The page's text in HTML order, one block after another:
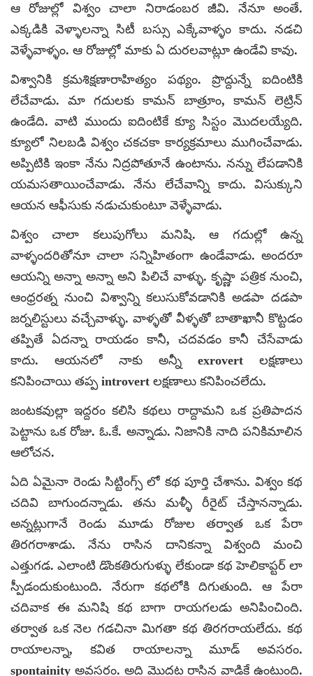
ఆ రోజుల్లో విశ్వం చాలా నిరాడంబర జీవి. నేనూ అంతే.
ఎక్కడికి వెళ్ళాలన్నా సిటీ బస్సు ఎక్కేవాళ్ళం కాదు. నడచి
వెళ్ళేవాళ్ళం. ఆ రోజుల్లో మాకు ఏ దురలవాట్లూ ఉండేవి కావు.
విశ్వానికి క్రమశిక్షణారాహిత్యం పథ్యం. ప్రొద్దున్నే ఐదింటికి
లేచేవాడు. మా గదులకు కామన్ బాత్రూం, కామన్ లెట్రిన్
ఉండేది. వాటి ముందు ఐదింటికే క్యూ సిస్టం మొదలయ్యేది.
క్యూలో నిలబడి విశ్వం చకచకా కార్యక్రమాలు ముగించేవాడు.
అప్పిటికి ఇంకా నేను నిద్రపోతూనే ఉంటాను. నన్ను లేపడానికి
యమసతాయించేవాడు. నేను లేచేవాన్ని కాదు. విసుక్కుని
ఆయన ఆఫీసుకు నడుచుకుంటూ వెళ్ళేవాడు.
విశ్వం చాలా కలుపుగోలు మనిషి. ఆ గదుల్లో ఉన్న
వాళ్ళందరితోనూ చాలా సన్నిహితంగా ఉండేవాడు. అందరూ
ఆయన్ని అన్నా అన్నా అని పిలిచే వాళ్ళు. కృష్ణా పత్రిక నుంచి,
ఆంధ్రరత్న నుంచి విశ్వాన్ని కలుసుకోవడానికి అడపా దడపా
జర్నలిస్టులు వచ్చేవాళ్ళు. వాళ్ళతో వీళ్ళతో బాతాఖానీ కొట్టడం
తప్పితే ఏదన్నా రాయడం కానీ, చదవడం కానీ చేసేవాడు
కాదు. ఆయనలో నాకు అన్నీ exrovert లక్షణాలు
కనిపించాయి తప్ప introvert లక్షణాలు కనిపించలేదు.
జంటకవుల్లా ఇద్దరం కలిసి కథలు రాద్దామని ఒక ప్రతిపాదన
పెట్టాను ఒక రోజు. ఓ.కే. అన్నాడు. నిజానికి నాది పనికిమాలిన
ఆలోచన.
ఏది ఏమైనా రెండు సిట్టింగ్స్ లో కథ పూర్తి చేశాను. విశ్వం కథ
చదివి బాగుందన్నాడు. తను మళ్ళీ రీరైట్ చేస్తానన్నాడు.
అన్నట్లుగానే రెండు మూడు రోజుల తర్వాత ఒక పేరా
తిరగరాశాడు. నేను రాసిన దానికన్నా విశ్వంది మంచి
ఎత్తుగడ. ఎలాంటి డొంకతిరుగుళ్ళు లేకుండా కథ హెలికాప్టర్ లా
స్పీడందుకుంటుంది. నేరుగా కథలోకి దిగుతుంది. ఆ పేరా
చదివాక ఈ మనిషి కథ బాగా రాయగలడు అనిపించింది.
తర్వాత ఒక నెల గడచినా మిగతా కథ తిరగరాయలేదు. కథ
రాయాలన్నా, కవిత రాయాలన్నా మూడ్ అవసరం.
spontainity అవసరం. అది మొదట రాసిన వాడికే ఉంటుంది.